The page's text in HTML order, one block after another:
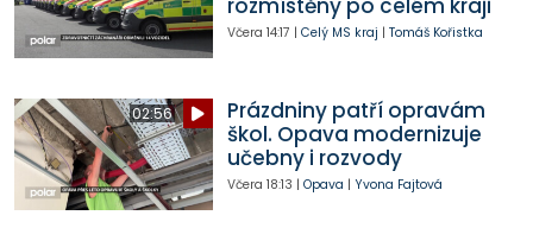
rozmístěny po celém kraji
Včera 14:17 | Celý MS kraj | Tomáš Kořistka
02:56
Prázdniny patří opravám
škol. Opava modernizuje
učebny i rozvody
Včera 18:13 | Opava | Yvona Fajtová